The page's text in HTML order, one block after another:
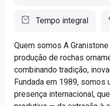
Tempo integral
Quem somos A
produção de rochas
combinando tradição,
Fundada em 1989, somos
presença internacional,